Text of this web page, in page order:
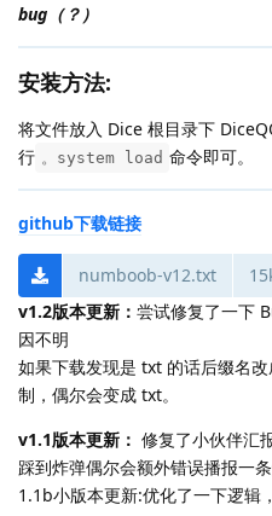
bug（？）
安装方法:
将文件放入 Dice 根目录下
行 。system load 命令即可。
github下载链接
numboob-v12.txt
v1.2版本更新： 尝试修复了一下
因不明
如果下载发现是 txt 的话后缀名
制，偶尔会变成 txt。
v1.1版本更新： 修复了小伙伴汇
踩到炸弹偶尔会额外错误播报一条
1.1b小版本更新:优化了一下逻辑